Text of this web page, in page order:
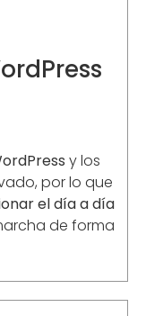
y los
por lo que
el día a día
de forma